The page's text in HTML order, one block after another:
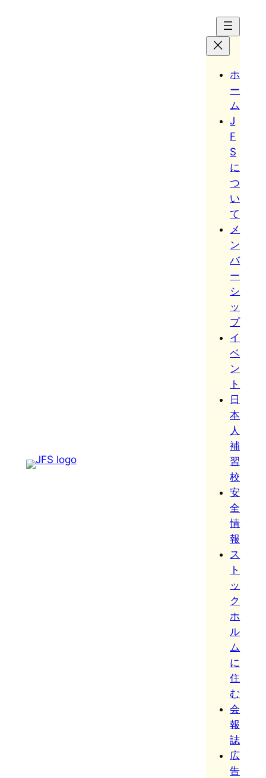
ホ
ー
ム
J
F
S
に
つ
い
て
メ
ン
バ
ー
シ
ッ
プ
イ
ベ
ン
ト
日
本
人
補
習
校
安
全
情
報
ス
ト
ッ
ク
ホ
ル
ム
に
住
む
会
報
誌
広
告